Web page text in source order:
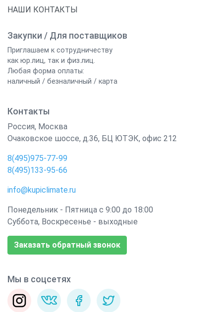
НАШИ КОНТАКТЫ
Закупки / Для поставщиков
Приглашаем к сотрудничеству
как юр.лиц, так и физ.лиц.
Любая форма оплаты:
наличный / безналичный / карта
Контакты
Россия, Москва
Очаковское шоссе, д.36, БЦ ЮТЭК, офис 212
8(495)975-77-99
8(495)133-95-66
info@kupiclimate.ru
Понедельник - Пятница с 9:00 до 18:00
Суббота, Воскресенье - выходные
Заказать обратный звонок
Мы в соцсетях